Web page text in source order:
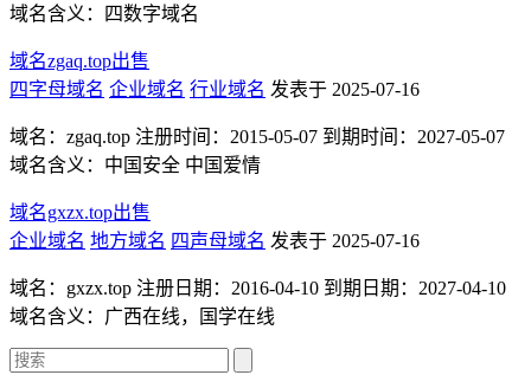
域名含义：四数字域名
域名zgaq.top出售
四字母域名 企业域名 行业域名 发表于 2025-07-16
域名：zgaq.top 注册时间：2015-05-07 到期时间：2027-05-07
域名含义：中国安全 中国爱情
域名gxzx.top出售
企业域名 地方域名 四声母域名 发表于 2025-07-16
域名：gxzx.top 注册日期：2016-04-10 到期日期：2027-04-10
域名含义：广西在线，国学在线